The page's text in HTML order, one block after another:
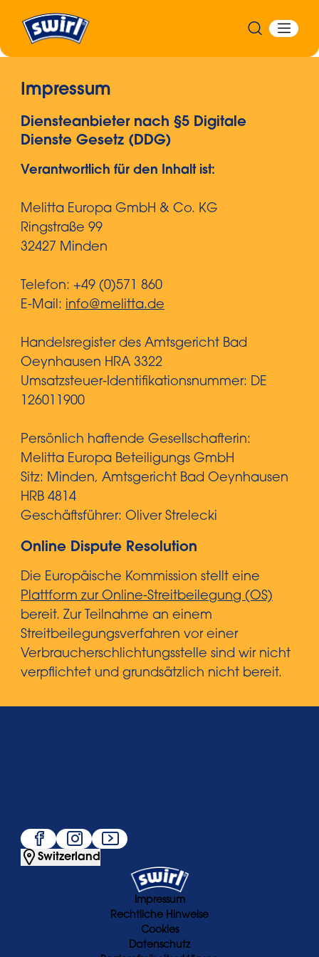
Impressum
Diensteanbieter nach §5 Digitale
Dienste Gesetz (DDG)
Verantwortlich für den Inhalt ist:
Melitta Europa GmbH & Co. KG
Ringstraße 99
32427 Minden
Telefon: +49 (0)571 860
E-Mail: info@melitta.de
Handelsregister des Amtsgericht Bad
Oeynhausen HRA 3322
Umsatzsteuer-Identifikationsnummer: DE
126011900
Persönlich haftende Gesellschafterin:
Melitta Europa Beteiligungs GmbH
Sitz: Minden, Amtsgericht Bad Oeynhausen
HRB 4814
Geschäftsführer: Oliver Strelecki
Online Dispute Resolution
Die Europäische Kommission stellt eine
Plattform zur Online-Streitbeilegung (OS)
bereit. Zur Teilnahme an einem
Streitbeilegungsverfahren vor einer
Verbraucherschlichtungsstelle sind wir nicht
verpflichtet und grundsätzlich nicht bereit.
Switzerland
Impressum
Rechtliche Hinweise
Cookies
Datenschutz